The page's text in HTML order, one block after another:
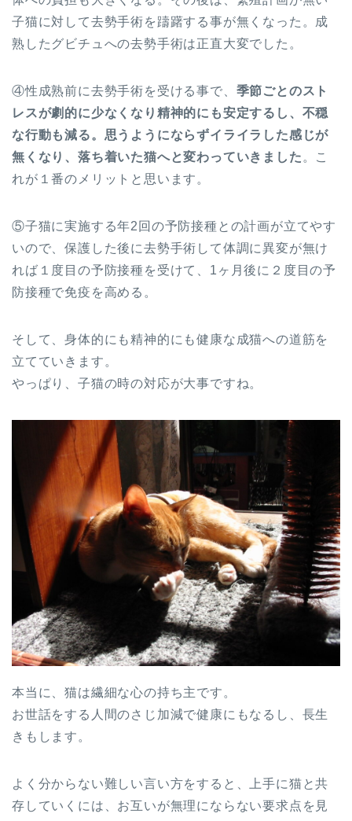
子猫に対して去勢手術を躊躇する事が無くなった。成
熟したグビチュへの去勢手術は正直大変でした。
④性成熟前に去勢手術を受ける事で、 季節ごとのスト
レスが劇的に少なくなり精神的にも安定するし、不穏
な行動も減る。思うようにならずイライラした感じが
無くなり、落ち着いた猫へと変わっていきました 。こ
れが１番のメリットと思います。
⑤子猫に実施する年2回の予防接種との計画が立てやす
いので、保護した後に去勢手術して体調に異変が無け
れば１度目の予防接種を受けて、1ヶ月後に２度目の予
防接種で免疫を高める。
そして、身体的にも精神的にも健康な成猫への道筋を
立てていきます。
やっぱり、子猫の時の対応が大事ですね。
本当に、猫は繊細な心の持ち主です。
お世話をする人間のさじ加減で健康にもなるし、長生
きもします。
よく分からない難しい言い方をすると、上手に猫と共
存していくには、お互いが無理にならない要求点を見